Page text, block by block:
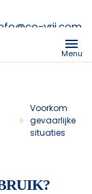
vrij.com
Menu
Voorkom
gevaarlijke
situaties